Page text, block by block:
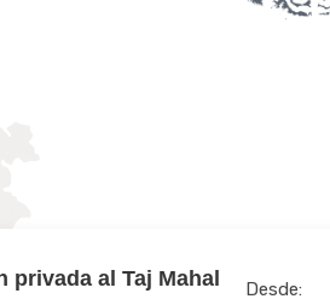
privada al Taj Mahal Desde: